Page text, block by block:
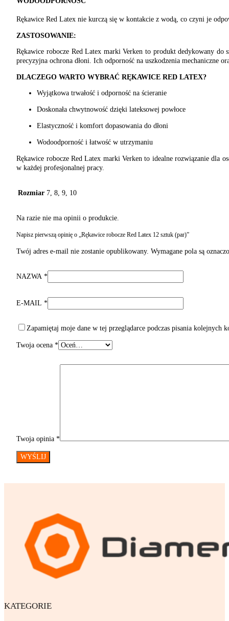
Rękawice Red Latex nie kurczą się w kontakcie z wodą, co czyni je
ZASTOSOWANIE:
Rękawice robocze Red Latex marki Verken to produkt dedykowany do
precyzyjna ochrona dłoni. Ich odporność na uszkodzenia mechaniczne
DLACZEGO WARTO WYBRAĆ RĘKAWICE RED LATEX?
Wyjątkowa trwałość i odporność na ścieranie
Doskonała chwytnowość dzięki lateksowej powłoce
Elastyczność i komfort dopasowania do dłoni
Wodoodporność i łatwość w utrzymaniu
Rękawice robocze Red Latex marki Verken to idealne rozwiązanie dla
w każdej profesjonalnej pracy.
Rozmiar 7, 8, 9, 10
Na razie nie ma opinii o produkcie.
Napisz pierwszą opinię o „Rękawice robocze Red Latex 12 sztuk (par)”
Twój adres e-mail nie zostanie opublikowany. Wymagane pola są
NAZWA*
E-MAIL*
Zapamiętaj moje dane w tej przeglądarce podczas pisania kolejnych
Twoja ocena*
Twoja opinia*
KATEGORIE